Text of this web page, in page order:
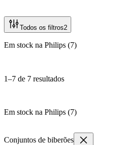
Todos os filtros2
Em stock na Philips (7)
1–7 de 7 resultados
Em stock na Philips (7)
Conjuntos de biberões